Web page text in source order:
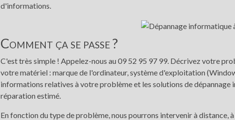
d'informations.
Comment ça se passe ?
C'est très simple ! Appelez-nous au 09 52 95 97 99. Décrivez votre
votre matériel : marque de l'ordinateur, système d'exploitation
informations relatives à votre problème et les solutions de
réparation estimé.
En fonction du type de problème, nous pourrons intervenir à distance,